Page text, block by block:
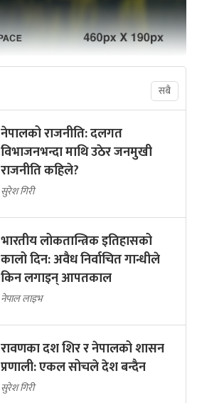
सबै
नेपालको राजनीति: दलगत
विभाजनभन्दा माथि उठेर जनमुखी
राजनीति कहिले?
सुरेश गिरी
भारतीय लोकतान्त्रिक इतिहासको
कालो दिन: अवैध निर्वाचित गान्धीले
किन लगाइन् आपतकाल
नेपाल लाइभ
रावणका दश शिर र नेपालको शासन
प्रणाली: एकल सोचले देश बन्दैन
सुरेश गिरी